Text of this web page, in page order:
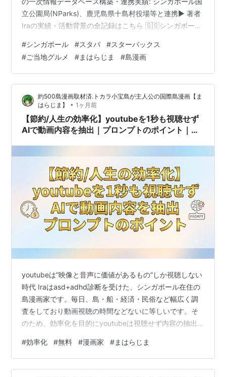
立公園局(NParks)、鹿児島県十島村役場等と連携▶ 著者
Iraの実績・活動背景の全記録はこちら 🇸🇬シンガポール
なローカルフードのフレーバーにインスパイアされた、
スターバックスの「SHIOK! Food（シンガポール限定ロ
ーカルフード企画）」シリーズ。シンガポールの建国記
念日（ナショナルデー）に連動して、毎年新商品が限定
販売されます。本記事は2026年…
#シンガポール #スタバ #スターバックス
#ご当地グルメ #まはらじま #島漫画
約500島漫画取材済.トカラ小宝島が主人公の国際島漫画【ま
はらじま】
• 1ヶ月前
【節約/人生の効率化】youtubeを1秒も視聴せず
AIで動画内容を抽出｜プロンプトのポイント｜障
youtubeは”映像と音声に価値があるもの”しか視聴しない
時代 Iraはasd+adhd診断を受けた、シンガポール在住の
島漫画家です。毎日、島・船・経済・民俗など幅広く調
査をしており動画視聴の時間などないに等しいです。そ
のため、効率化を目的にyoutubeは視聴せず内容の抽出
よって使い分けます 詳細はIraが試行錯誤したこちらの記
事参照ください。 【節約/人生の効率化】youtubeを1秒
も視聴せずAIで動画内容を抽出｜プロンプトのポイント -
#効率化 #無料 #漫画家 #まはらじま